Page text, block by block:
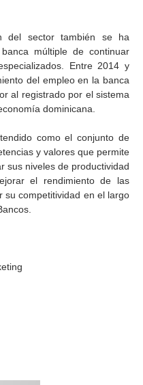
del sector también se ha
múltiple de continuar
Entre 2014 y
del empleo en la banca
al registrado por el sistema
dominicana.
como el conjunto de
y valores que permite
sus niveles de productividad
el rendimiento de las
su competitividad en el largo